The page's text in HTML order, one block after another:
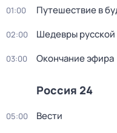
01:00 Путешествие в
02:00 Шедевры
03:00 Окончание эфира
Россия 24
05:00 Вести